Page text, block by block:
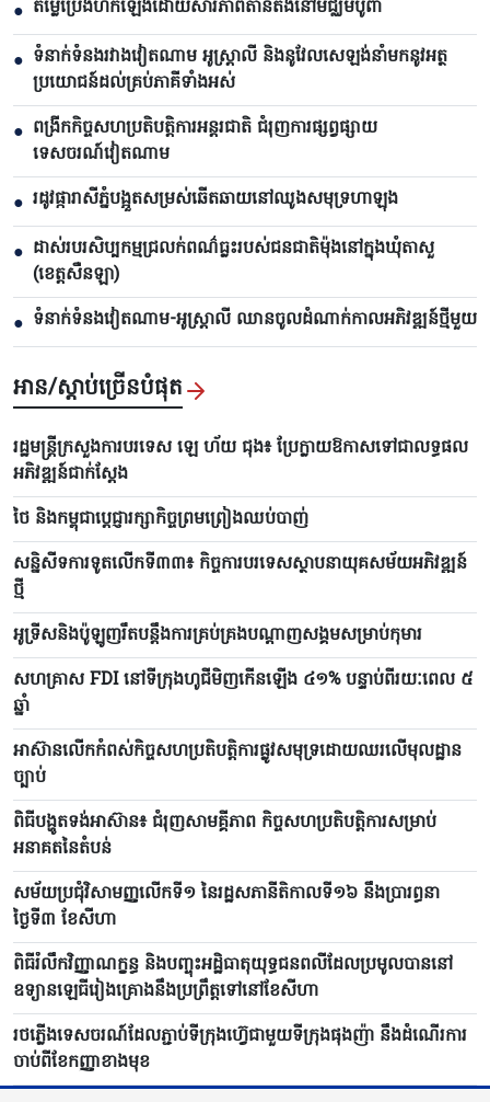
● តម្លៃប្រេងហក់ឡើងដោយសារភាពតានតឹងនៅមជ្ឈិមបូព៌ា
● ទំនាក់ទំនងរវាងវៀតណាម អូស្ត្រាលី និងនូវែលសេឡង់នាំមកនូវអត្ថ
ប្រយោជន៍ដល់គ្រប់ភាគីទាំងអស់
● ពង្រីកកិច្ចសហប្រតិបត្តិការអន្តរជាតិ ជំរុញការផ្សព្វផ្សាយ
ទេសចរណ៍វៀតណាម
● រដូវផ្ការាសីភ្នំបង្អួតសម្រស់ឆើតឆាយនៅឈូងសមុទ្រហាឡុង
● ដាស់របរសិប្បកម្មជ្រលក់ពណ៌ធ្លះរបស់ជនជាតិម៉ុងនៅក្នុងឃុំតាសួ
(ខេត្តសឺនឡា)
● ទំនាក់ទំនងវៀតណាម-អូស្ត្រាលី ឈាន​ចូលដំណាក់កាលអភិវឌ្ឍន៍ថ្មីមួយ
អាន/ស្តាប់ច្រើនបំផុត
រដ្ឋមន្ត្រីក្រសួងការបរទេស ឡេ ហ័យ ជុង៖ ប្រែក្លាយឱកាសទៅជាលទ្ធផល
អភិវឌ្ឍន៍ជាក់ស្តែង
ថៃ និងកម្ពុជាប្តេជ្ញារក្សាកិច្ចព្រមព្រៀងឈប់បាញ់
សន្និសីទការទូតលើកទី៣៣៖ កិច្ចការបរទេសស្ថាបនាយុគសម័យអភិវឌ្ឍន៍
ថ្មី
អូទ្រីសនិងប៉ូឡូញរឹតបន្តឹងការគ្រប់គ្រងបណ្តាញសង្គមសម្រាប់កុមារ
សហគ្រាស FDI នៅទីក្រុងហូជីមិញកើនឡើង ៤១% បន្ទាប់ពីរយៈពេល ៥
ឆ្នាំ
អាស៊ានលើកកំពស់កិច្ចសហប្រតិបត្តិការផ្លូវសមុទ្រដោយឈរលើមុលដ្ឋាន
ច្បាប់
ពិធីបង្ហូតទង់អាស៊ាន៖ ជំរុញសាមគ្គីភាព កិច្ចសហប្រតិបត្តិការសម្រាប់
អនាគតនៃតំបន់
សម័យប្រជុំវិសាមញ្ញលើកទី១ នៃរដ្ឋសភានីតិកាលទី១៦ នឹងប្រារព្ធនា
ថ្ងៃទី៣ ខែសីហា
ពិធីរំលឹកវិញ្ញាណក្ខន្ធ និងបញ្ចុះអដ្ឋិធាតុយុទ្ធជនពលីដែលប្រមូលបាននៅ
ឧទ្យានឡេធីរៀងគ្រោងនឹងប្រព្រឹត្តទៅនៅខែសីហា
រថភ្លើងទេសចរណ៍ដែលភ្ជាប់ទីក្រុងហ៊្វេជាមួយទីក្រុងផុងញ៉ា នឹងដំណើរការ
ចាប់ពីខែកញ្ញាខាងមុខ